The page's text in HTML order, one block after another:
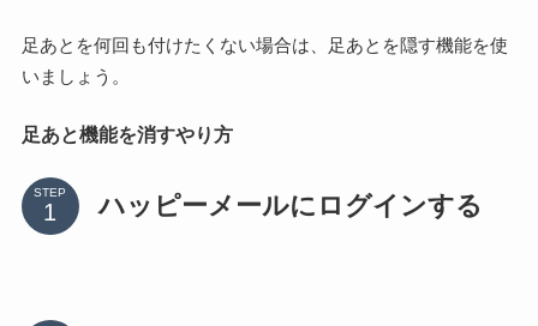
足あとを何回も付けたくない場合は、足あとを隠す機能を使
いましょう。
足あと機能を消すやり方
STEP ハッピーメールにログインする